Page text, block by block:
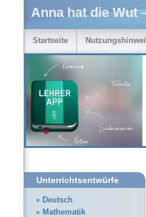
Anna hat die Wut
Startseite
Unterrichtsentwürfe
Deutsch
Mathematik